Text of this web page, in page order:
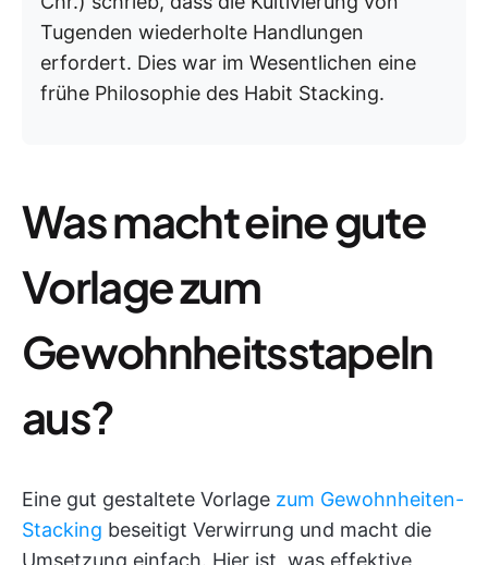
Tugenden wiederholte Handlungen
erfordert. Dies war im Wesentlichen eine
frühe Philosophie des Habit Stacking.
Was macht eine gute
Vorlage zum
Gewohnheitsstapeln
aus?
Eine gut gestaltete Vorlage zum Gewohnheiten-
Stacking beseitigt Verwirrung und macht die
Umsetzung einfach. Hier ist, was effektive